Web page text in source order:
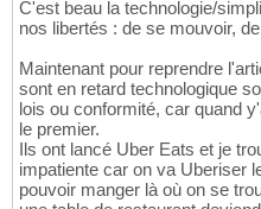
C'est beau la technologie/
nos libertés : de se mouvoir,
Maintenant pour reprendre
sont en retard technologique
lois ou conformité, car quand
le premier.
Ils ont lancé Uber Eats et je
impatiente car on va Uberiser
pouvoir manger là où on se